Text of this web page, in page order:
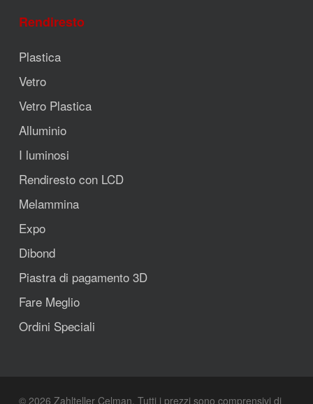
Rendiresto
Plastica
Vetro
Vetro Plastica
Alluminio
I luminosi
Rendiresto con LCD
Melammina
Expo
Dibond
Piastra di pagamento 3D
Fare Meglio
Ordini Speciali
© 2026 Zahlteller Celman. Tutti i prezzi sono comprensivi di